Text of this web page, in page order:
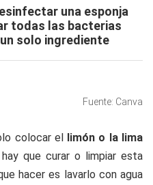
una esponja
todas las bacterias
solo ingrediente
Fuente: Canva
colocar el limón o la lima
que curar o limpiar esta
hacer es lavarlo con agua